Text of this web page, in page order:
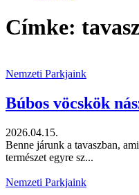
Címke:
Nemzeti Parkjaink
Búbos vöcskök
2026.04.15.
Benne járunk a tavaszban,
természet egyre sz...
Nemzeti Parkjaink